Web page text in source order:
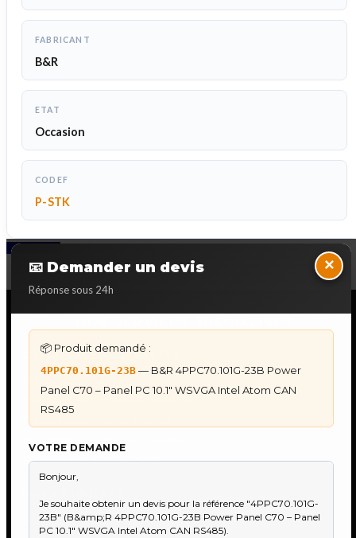
FABRICANT
B&R
ETAT
Occasion
CODEF
P-STK
📧 Demander un devis
Réponse sous 24h
×
📦 Produit demandé :
4PPC70.101G-23B — B&R 4PPC70.101G-23B Power
Panel C70 – Panel PC 10.1" WSVGA Intel Atom CAN
RS485
VOTRE DEMANDE
Back to Top
DÉPANNAGE AUTOMATES
Dépannage ABB AC500
IHM Lauer PCS — Récupération Programme